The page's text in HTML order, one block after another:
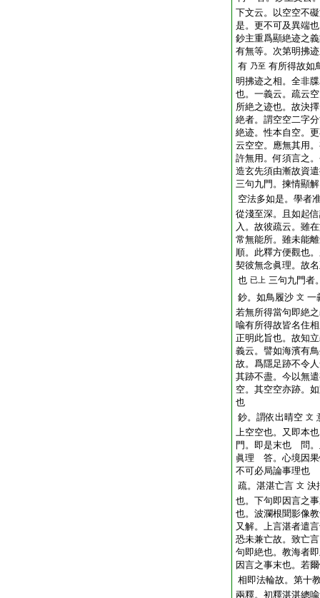
下文云。以空空不
是。更不可及異端
鈔主重爲顯絶迹之
有無等。次第明拂
有 乃至 有所得故如
明拂迹之相。全非
也。一義云。疏云
所絶之迹也。故決
絶者。謂空空二字
絶迹。性本自空。
云空空。應無其用
許無用。何須言之
造玄先須由漸故資
三句九門。揀情顯
空法多如是。學者
從淺至深。且如起
入。故彼疏云。雖
常無能所。雖未能
順。此釋方便觀也
契彼無念眞理。故
也 已上 三句九門者
鈔。如鳥履沙 文 一
若無所得當句即絶
喩有所得故皆名住
正明此旨也。故知
義云。譬如海濱有
故。爲隱足跡不令
其跡不盡。今以無
空。其空空亦跡。
也
鈔。謂依出晴空 文
上空空也。又即本
門。即是末也 問。
眞理 答。心境因果
不可必局論事理也
疏。湛湛亡言 文 決
也。下句即因言之
也。波瀾根聞影像
又解。上言湛者遣
恐未兼亡故。致亡
句即絶也。教海者
因言之事末也。若
相即法輪故。第十
兩釋。初釋湛湛總